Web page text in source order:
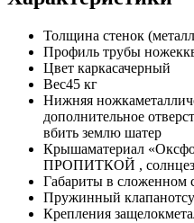
Толщина стенок
Профиль трубы ножек
Цвет каркасачерный
Вес45 кг
Нижняя ножка
дополнительное
вбить землю шатер
Крышаматериал
ПРОПИТКОЙ ,
Габариты в сложенном
Пружинный клапан
Крепления защелок